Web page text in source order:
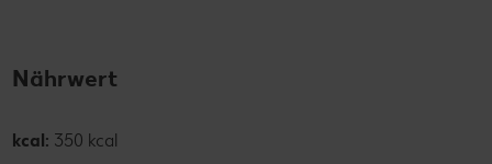
Nährwert
kcal: 350 kcal